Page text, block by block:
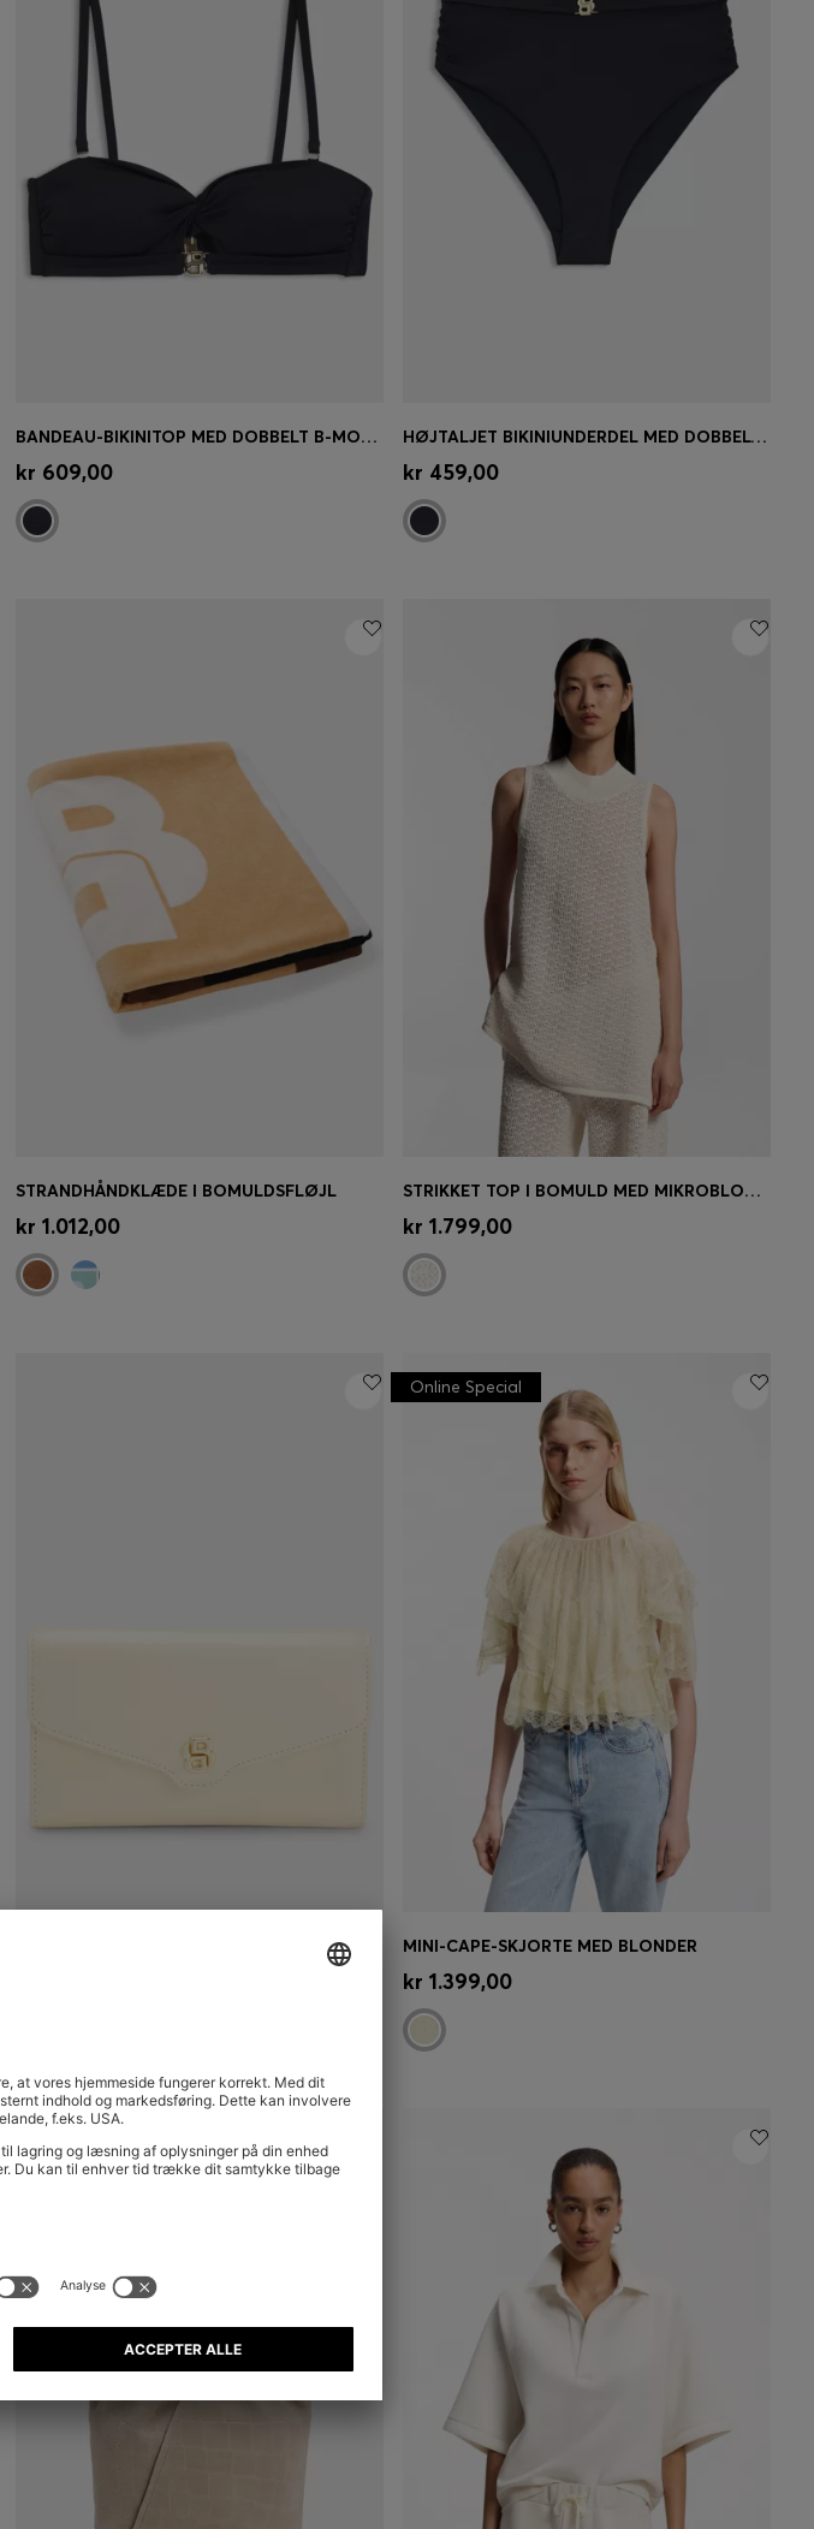
Hurtigkøb
BANDEAU-BIKINITOP MED DOBBELT B-MONOGRAM
kr 609,00 Hurtigkøb
HØJTALJET BIKINIUNDERDEL MED DOBBELT B-MONOGRAM
kr 459,00
Hurtigkøb
STRANDHÅNDKLÆDE I BOMULDSFLØJL
kr 1.012,00 Hurtigkøb
STRIKKET TOP I BOMULD MED MIKROBLONDESTRUKTUR
kr 1.799,00
Hurtigkøb
Online Special
MINI-CAPE-SKJORTE MED BLONDER
kr 1.399,00